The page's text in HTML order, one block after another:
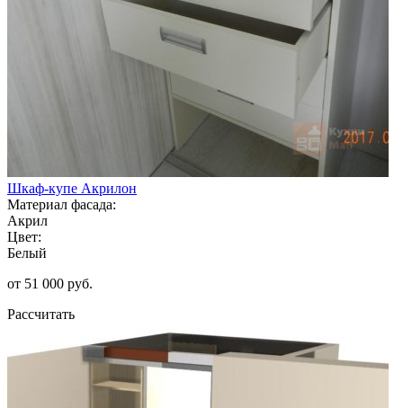
Шкаф-купе Акрилон
Материал фасада:
Акрил
Цвет:
Белый
от 51 000 руб.
Рассчитать